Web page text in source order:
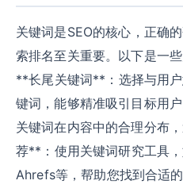
关键词是SEO的核心，正确
索排名至关重要。以下是一
**长尾关键词**：选择与用
键词，能够精准吸引目标用
关键词在内容中的合理分布
荐**：使用关键词研究工具，
Ahrefs等，帮助您找到合适的